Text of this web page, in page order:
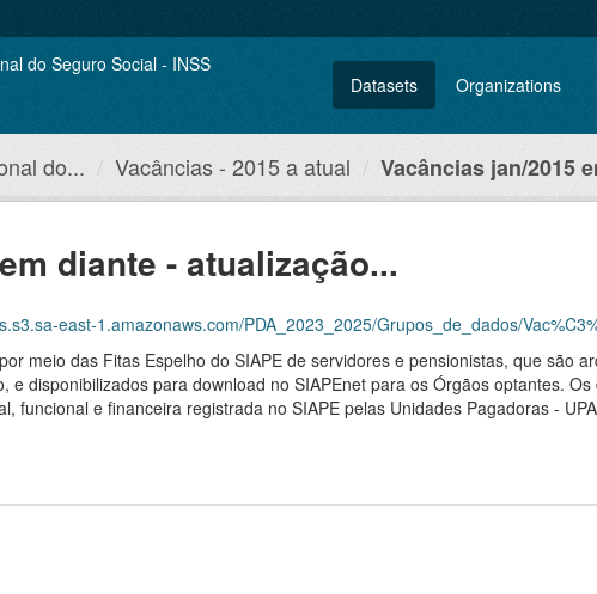
Datasets Organizations
do... Vacâncias - 2015 a atual Vacâncias jan/2015
diante - atualização...
1.amazonaws.com/PDA_2023_2025/Grupos_de_dados/Vac%C3%A2ncias+-
meio das Fitas Espelho do SIAPE de servidores e pensionistas, que são
disponibilizados para download no SIAPEnet para os Órgãos optantes.
funcional e financeira registrada no SIAPE pelas Unidades Pagadoras -